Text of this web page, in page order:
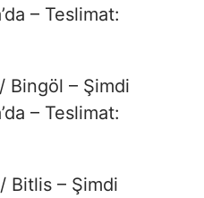
– Teslimat:
Bingöl – Şimdi
– Teslimat:
Bitlis – Şimdi